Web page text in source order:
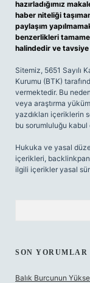
hazırladığımız
haber niteliği
paylaşım
benzerlikleri
halindedir ve
Sitemiz, 5651 Sayılı
Kurumu (BTK)
vermektedir. Bu
veya araştırma
yazdıkları içeriklerin
bu sorumluluğu kabul
Hukuka ve yasal
içerikleri,
ilgili içerikler yasal
SON YORUMLAR
Balık Burcunun